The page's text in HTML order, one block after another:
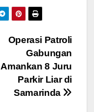
Operasi Patroli
Gabungan
Amankan 8 Juru
Parkir Liar di
Samarinda